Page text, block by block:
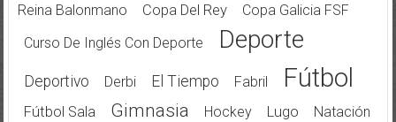
Reina Balonmano
Copa Del Rey
Copa Galicia FSF
Curso De Inglés Con Deporte
Deporte
Deportivo Derbi El Tiempo Fabril Fútbol
Fútbol Sala Gimnasia Hockey Lugo Natación